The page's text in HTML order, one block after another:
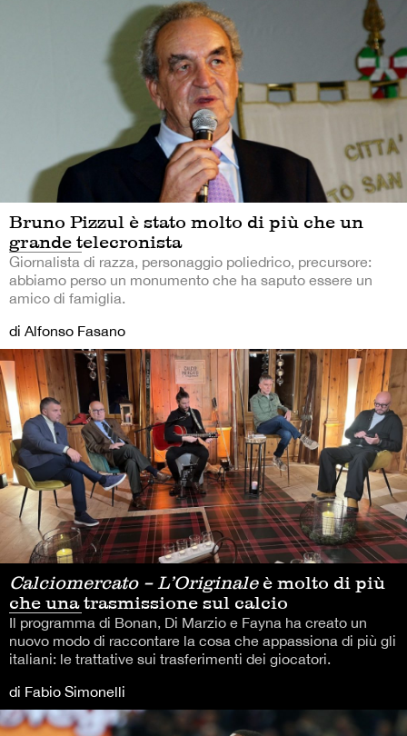
Bruno Pizzul è stato molto di più che un
grande telecronista
Giornalista di razza, personaggio poliedrico, precursore:
abbiamo perso un monumento che ha saputo essere un
amico di famiglia.
di Alfonso Fasano
Calciomercato – L’Originaleè molto di più
che una trasmissione sul calcio
Il programma di Bonan, Di Marzio e Fayna ha creato un
nuovo modo di raccontare la cosa che appassiona di più gli
italiani: le trattative sui trasferimenti dei giocatori.
di Fabio Simonelli